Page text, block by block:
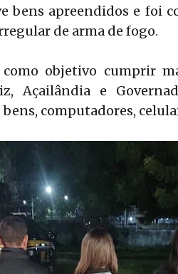
bens apreendidos e foi
de arma de fogo.
objetivo cumprir
Açailândia e
computadores,